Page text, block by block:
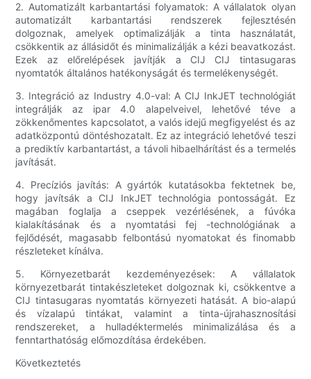
2. Automatizált karbantartási folyamatok: A vállalatok olyan
automatizált karbantartási rendszerek fejlesztésén
dolgoznak, amelyek optimalizálják a tinta használatát,
csökkentik az állásidőt és minimalizálják a kézi beavatkozást.
Ezek az előrelépések javítják a CIJ CIJ tintasugaras
nyomtatók általános hatékonyságát és termelékenységét.
3. Integráció az Industry 4.0-val: A CIJ InkJET technológiát
integrálják az ipar 4.0 alapelveivel, lehetővé téve a
zökkenőmentes kapcsolatot, a valós idejű megfigyelést és az
adatközpontú döntéshozatalt. Ez az integráció lehetővé teszi
a prediktív karbantartást, a távoli hibaelhárítást és a termelés
javítását.
4. Precíziós javítás: A gyártók kutatásokba fektetnek be,
hogy javítsák a CIJ InkJET technológia pontosságát. Ez
magában foglalja a cseppek vezérlésének, a fúvóka
kialakításának és a nyomtatási fej -technológiának a
fejlődését, magasabb felbontású nyomatokat és finomabb
részleteket kínálva.
5. Környezetbarát kezdeményezések: A vállalatok
környezetbarát tintakészleteket dolgoznak ki, csökkentve a
CIJ tintasugaras nyomtatás környezeti hatását. A bio-alapú
és vízalapú tintákat, valamint a tinta-újrahasznosítási
rendszereket, a hulladéktermelés minimalizálása és a
fenntarthatóság előmozdítása érdekében.
Következtetés